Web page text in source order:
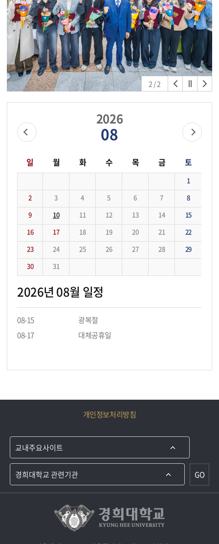
2 /2
2026
08
일 월 화 수 목 금 토
1
2
3 4 5 6 7
8
9
10 11 12 13 14
15
16
17 18 19 20 21
22
23
24 25 26 27 28
29
30
31
2026년 08월 일정
08-15
광복절
08-17
대체공휴일
개인정보처리방침
GO